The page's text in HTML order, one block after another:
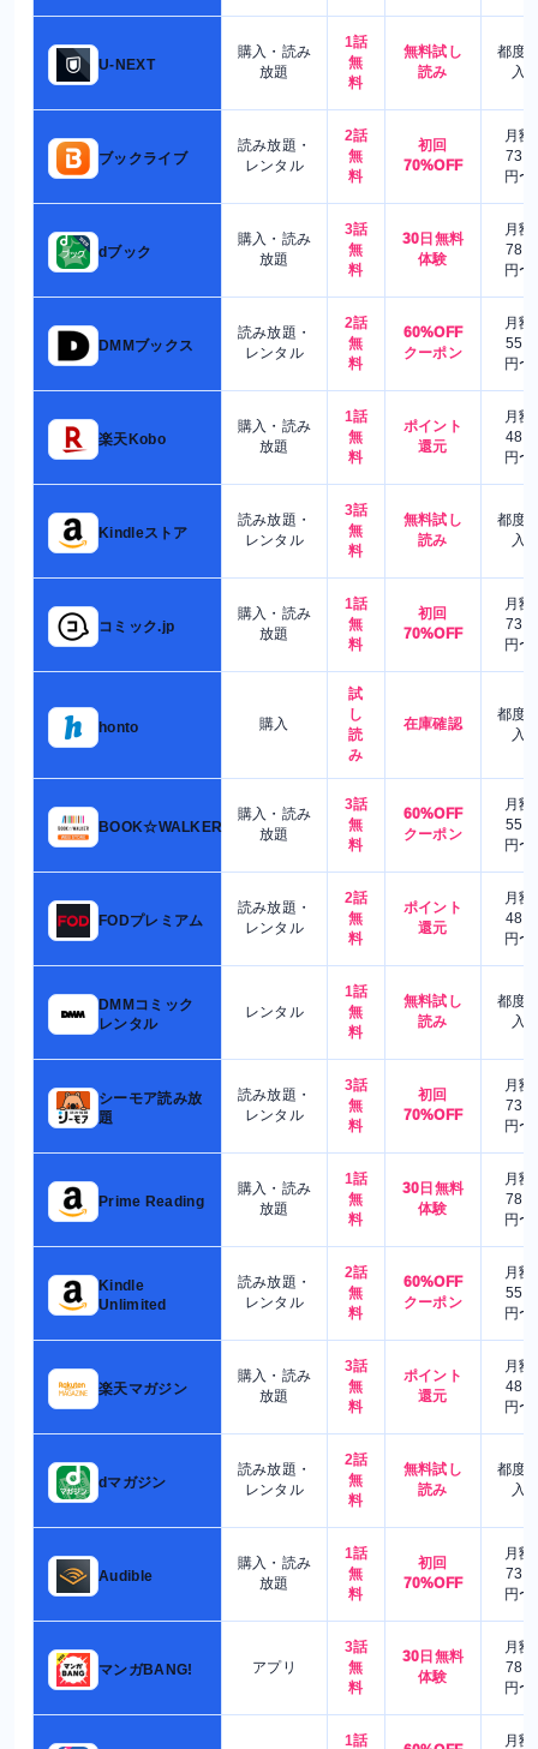
U-NEXT
購入・読み
放題
1話
無
料
無料試し
読み
都度
入
ブックライブ
読み放題・
レンタル
2話
無
料
初回
70%OFF
月額
730
円〜
dブック
購入・読み
放題
3話
無
料
30日無料
体験
月額
780
円〜
DMMブックス
読み放題・
レンタル
2話
無
料
60%OFF
クーポン
月額
550
円〜
楽天Kobo
購入・読み
放題
1話
無
料
ポイント
還元
月額
480
円〜
Kindleストア
読み放題・
レンタル
3話
無
料
無料試し
読み
都度
入
コミック.jp
購入・読み
放題
1話
無
料
初回
70%OFF
月額
730
円〜
honto 購入
試
し
読
み
在庫確認
都度
入
BOOK☆WALKER
購入・読み
放題
3話
無
料
60%OFF
クーポン
月額
550
円〜
FODプレミアム
読み放題・
レンタル
2話
無
料
ポイント
還元
月額
480
円〜
DMMコミック
レンタル
レンタル
1話
無
料
無料試し
読み
都度
入
シーモア読み放
題
読み放題・
レンタル
3話
無
料
初回
70%OFF
月額
730
円〜
Prime Reading
購入・読み
放題
1話
無
料
30日無料
体験
月額
780
円〜
Kindle
Unlimited
読み放題・
レンタル
2話
無
料
60%OFF
クーポン
月額
550
円〜
楽天マガジン
購入・読み
放題
3話
無
料
ポイント
還元
月額
480
円〜
dマガジン
読み放題・
レンタル
2話
無
料
無料試し
読み
都度
入
Audible
購入・読み
放題
1話
無
料
初回
70%OFF
月額
730
円〜
マンガBANG! アプリ
3話
無
料
30日無料
体験
月額
780
円〜
1話 月額